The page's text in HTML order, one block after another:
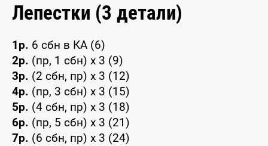
Лепестки (3 детали)
1р. 6 сбн в КА (6)
2р. (пр, 1 сбн) x 3 (9)
3р. (2 сбн, пр) x 3 (12)
4р. (пр, 3 сбн) x 3 (15)
5р. (4 сбн, пр) x 3 (18)
6р. (пр, 5 сбн) x 3 (21)
7р. (6 сбн, пр) x 3 (24)